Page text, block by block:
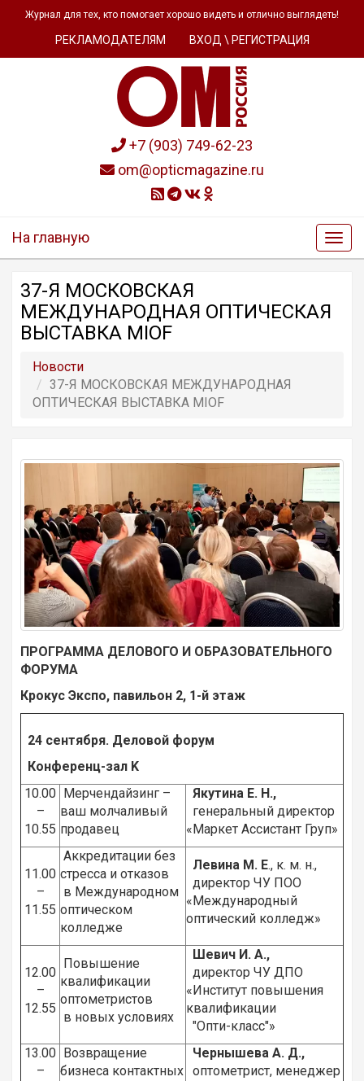
Журнал для тех, кто помогает хорошо видеть и отлично выглядеть!
РЕКЛАМОДАТЕЛЯМ ВХОД \ РЕГИСТРАЦИЯ
+7 (903) 749-62-23
om@opticmagazine.ru
На главную
37-Я МОСКОВСКАЯ
МЕЖДУНАРОДНАЯ ОПТИЧЕСКАЯ
ВЫСТАВКА MIOF
Новости
37-Я МОСКОВСКАЯ МЕЖДУНАРОДНАЯ
ОПТИЧЕСКАЯ ВЫСТАВКА MIOF
ПРОГРАММА ДЕЛОВОГО И ОБРАЗОВАТЕЛЬНОГО
ФОРУМА
Крокус Экспо, павильон 2, 1-й этаж
24 сентября. Деловой форум
Конференц-зал K
10.00
–
10.55
Мерчендайзинг –
ваш молчаливый
продавец
Якутина Е. Н.,
генеральный директор
«Маркет Ассистант Груп»
11.00
–
11.55
Аккредитации без
стресса и отказов
в Международном
оптическом
колледже
Левина М. Е., к. м. н.,
директор ЧУ ПОО
«Международный
оптический колледж»
12.00
–
12.55
Повышение
квалификации
оптометристов
в новых условиях
Шевич И. А.,
директор ЧУ ДПО
«Институт повышения
квалификации
"Опти-класс"»
13.00
–
Возвращение
бизнеса контактных
Чернышева А. Д.,
оптометрист, менеджер